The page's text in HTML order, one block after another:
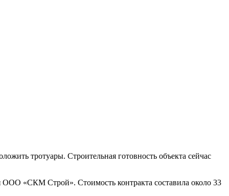
тротуары. Строительная готовность объекта сейчас
ООО «СКМ Строй». Стоимость контракта составила около 33